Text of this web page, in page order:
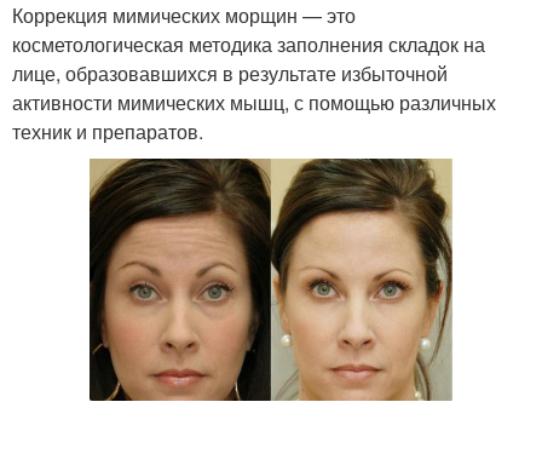
Коррекция мимических морщин — это
косметологическая методика заполнения складок на
лице, образовавшихся в результате избыточной
активности мимических мышц, с помощью различных
техник и препаратов.